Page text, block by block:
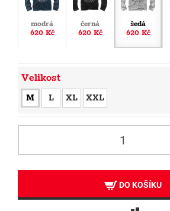
modrá
620 Kč
černá
620 Kč
šedá
620 Kč
Velikost
M L XL XXL
DO KOŠÍKU